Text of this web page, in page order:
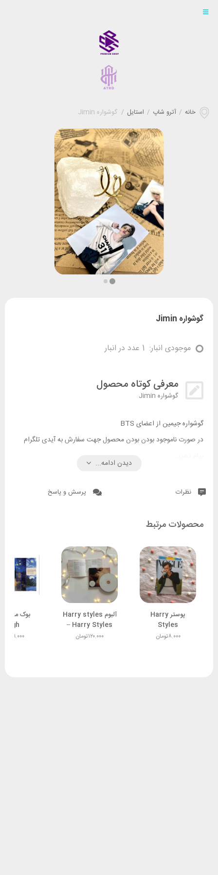
خانه / آترو شاپ / استایل / گوشواره Jimin
گوشواره Jimin
موجودی انبار: 1 عدد در انبار
معرفی کوتاه محصول
گوشواره Jimin
گوشواره جیمین از اعضای BTS
در صورت ناموجود بودن بودن محصول جهت سفارش به آیدی تلگرام
دیدن ادامه...
نظرات پرسش و پاسخ
محصولات مرتبط
پوستر Harry
Styles
تومان۸.۰۰۰
آلبوم Harry styles
– Harry Styles
تومان۱۲۰.۰۰۰
Gogh
۶۹.۰۰۰